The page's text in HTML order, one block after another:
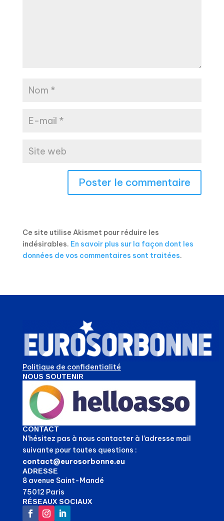
Ce site utilise Akismet pour réduire les
indésirables. En savoir plus sur la façon dont les
données de vos commentaires sont traitées.
Politique de confidentialité
NOUS SOUTENIR
CONTACT
N’hésitez pas à nous contacter à l’adresse mail
suivante pour toutes questions :
contact@eurosorbonne.eu
ADRESSE
8 avenue Saint-Mandé
75012 Paris
RÉSEAUX SOCIAUX